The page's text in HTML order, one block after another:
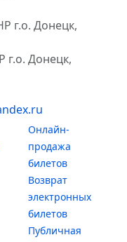
г.о. Донецк,
г.о. Донецк,
Онлайн-
продажа
билетов
Возврат
электронных
билетов
Публичная